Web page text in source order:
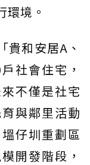
環境。
貴和安居A、
社會住宅，
不僅是社宅
與鄰里活動
仔圳重劃區
開發階段，